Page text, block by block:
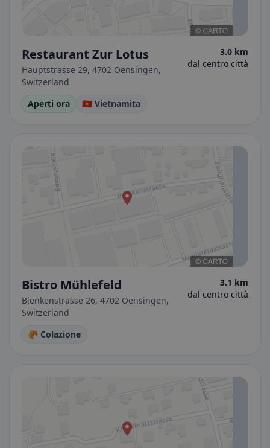
Restaurant Zur Lotus
Hauptstrasse 29, 4702 Oensingen,
Switzerland
3.0 km
dal centro città
Aperti ora 🇻🇳 Vietnamita
Bistro Mühlefeld
Bienkenstrasse 26, 4702 Oensingen,
Switzerland
3.1 km
dal centro città
🥐 Colazione